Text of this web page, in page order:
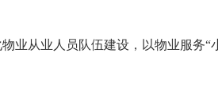
业从业人员队伍建设，以物业服务“